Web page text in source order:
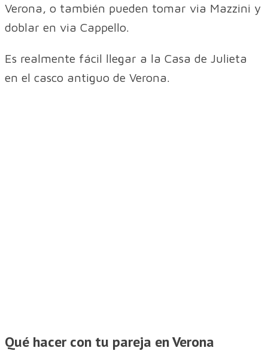
Verona, o también pueden tomar via Mazzini y
doblar en via Cappello.
Es realmente fácil llegar a la Casa de Julieta
en el casco antiguo de Verona.
Qué hacer con tu pareja en Verona